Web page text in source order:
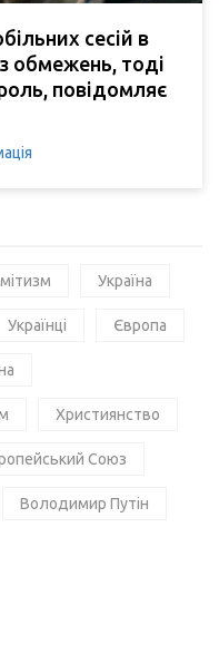
сесій в
обмежень, тоді
повідомляє
Україна
Українці Європа
Християнство
Союз
Володимир Путін